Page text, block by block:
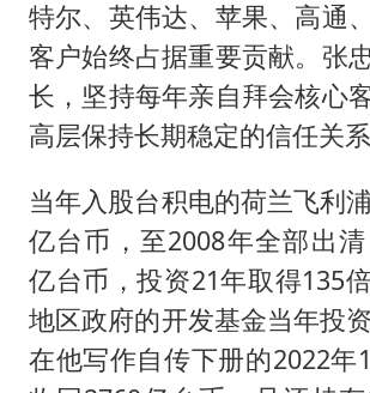
特尔、英伟达、苹果、高通
客户始终占据重要贡献。张
长，坚持每年亲自拜会核心
高层保持长期稳定的信任关系
当年入股台积电的荷兰飞利
亿台币，至2008年全部出
亿台币，投资21年取得135
地区政府的开发基金当年投
在他写作自传下册的2022年